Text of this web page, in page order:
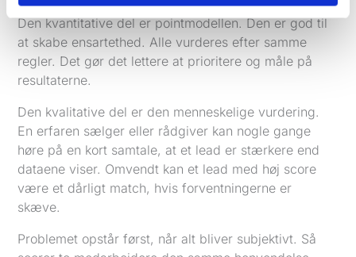
Den kvantitative del er pointmodellen. Den er god til
at skabe ensartethed. Alle vurderes efter samme
regler. Det gør det lettere at prioritere og måle på
resultaterne.
Den kvalitative del er den menneskelige vurdering.
En erfaren sælger eller rådgiver kan nogle gange
høre på en kort samtale, at et lead er stærkere end
dataene viser. Omvendt kan et lead med høj score
være et dårligt match, hvis forventningerne er
skæve.
Problemet opstår først, når alt bliver subjektivt. Så